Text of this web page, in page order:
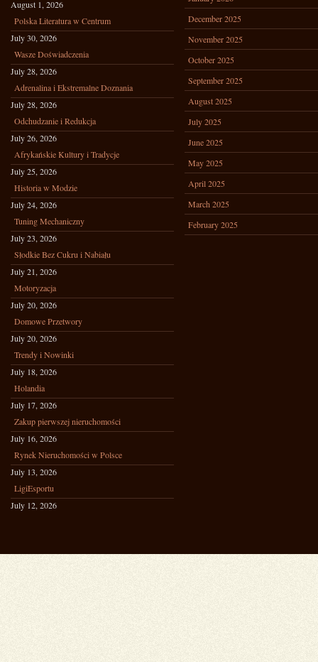
August 1, 2026
Polska Literatura w Centrum
July 30, 2026
Wasze Doświadczenia
July 28, 2026
Adrenalina i Ekstremalne Doznania
July 28, 2026
Odchudzanie i Redukcja
July 26, 2026
Afrykańskie Kultury i Tradycje
July 25, 2026
Historia w Modzie
July 24, 2026
Tuning Mechaniczny
July 23, 2026
Słodkie Bez Cukru i Nabiału
July 21, 2026
Motoryzacja
July 20, 2026
Domowe Przetwory
July 20, 2026
Trendy i Nowinki
July 18, 2026
Holandia
July 17, 2026
Zakup pierwszej nieruchomości
July 16, 2026
Rynek Nieruchomości w Polsce
July 13, 2026
LigiEsportu
July 12, 2026
December 2025
November 2025
October 2025
September 2025
August 2025
July 2025
June 2025
May 2025
April 2025
March 2025
February 2025